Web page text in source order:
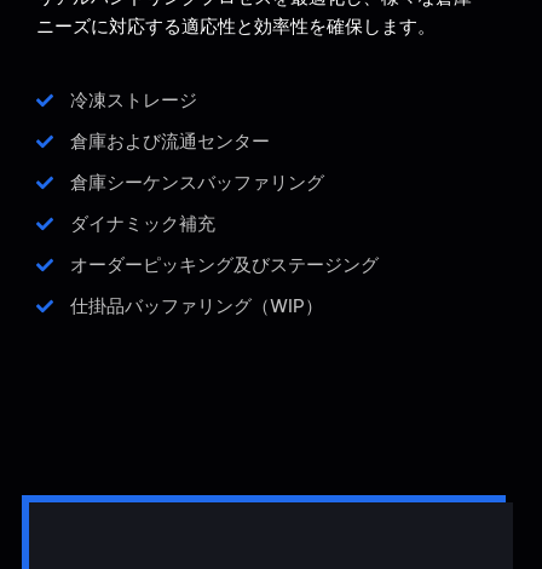
ニーズに対応する適応性と効率性を確保します。
冷凍ストレージ
倉庫および流通センター
倉庫シーケンスバッファリング
ダイナミック補充
オーダーピッキング及びステージング
仕掛品バッファリング（WIP）